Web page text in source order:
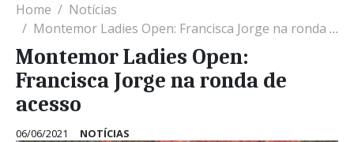
Home
Notícias
Montemor Ladies Open: Francisca Jorge na ronda de acesso
Montemor Ladies Open:
Francisca Jorge na ronda de
acesso
06/06/2021 NOTÍCIAS